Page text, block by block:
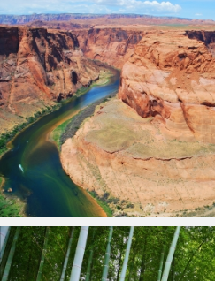
美丽的太空星球4k高清壁纸
马蹄湾风景4k壁纸